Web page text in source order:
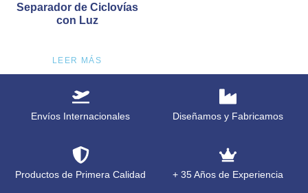
Separador de Ciclovías
con Luz
LEER MÁS
Envíos Internacionales Diseñamos y Fabricamos
Productos de Primera Calidad + 35 Años de Experiencia